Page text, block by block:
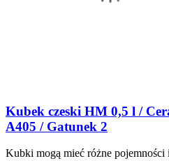
Kubek czeski HM 0,5 l /
A405 / Gatunek 2
Kubki mogą mieć różne pojemności